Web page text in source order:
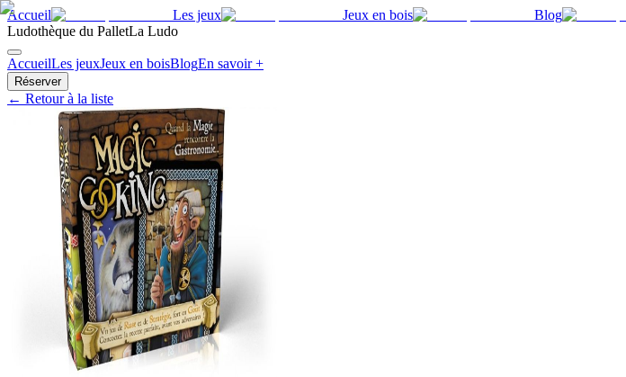
Accueil Les jeux Jeux en bois Blog
Ludothèque du PalletLa Ludo
AccueilLes jeuxJeux en boisBlogEn savoir +
Réserver
← Retour à la liste